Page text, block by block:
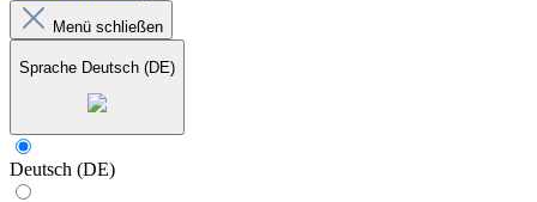
Menü schließen
Sprache Deutsch (DE)
Deutsch (DE)